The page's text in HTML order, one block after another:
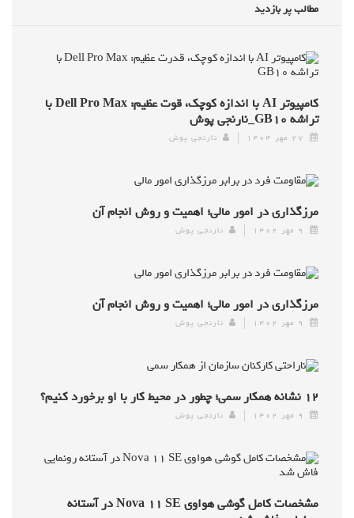
مطالب پر بازدید
کامپیوتر AI با اندازه کوچک، قوت عظیم: Dell Pro Max با
تراشه GB۱۰_نارنجی پوش
۲۷ مهر ۱۴۰۴ نارنجی پوش
مرزگذاری در امور مالی؛ اهمیت و روش انجام آن
۹ مهر ۱۴۰۲ نارنجی پوش
مرزگذاری در امور مالی؛ اهمیت و روش انجام آن
۹ مهر ۱۴۰۲ نارنجی پوش
۱۲ نشانه همکار سمی؛ چطور در محیط کار با او برخورد کنیم؟
۹ مهر ۱۴۰۲ نارنجی پوش
مشخصات کامل گوشی هواوی Nova ۱۱ SE در آستانه